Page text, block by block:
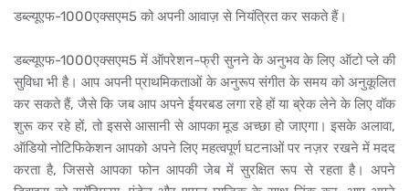
डब्ल्यूएफ-1000एक्सएम5 को अपनी आवाज़ से नियंत्रित कर सकते हैं।
डब्ल्यूएफ-1000एक्सएम5 में ऑपरेशन-फ्री सुनने के अनुभव के लिए ऑटो प्ले की
सुविधा भी है। आप अपनी प्राथमिकताओं के अनुरूप संगीत के समय को अनुकूलित
कर सकते हैं, जैसे कि जब आप अपने ईयरबड लगा रहे हों या ब्रेक लेने के लिए वॉक
शुरू कर रहे हों, तो इससे आसानी से आपका मूड अच्छा हो जाएगा। इसके अलावा,
ऑडियो नोटिफिकेशन आपको अपने लिए महत्वपूर्ण घटनाओं पर नज़र रखने में मदद
करता है, जिससे आपका फोन आपकी जेब में सुरक्षित रूप से रहता है। अपने